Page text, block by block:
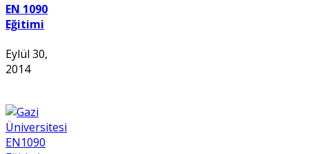
EN 1090
Eğitimi
Eylül 30,
2014